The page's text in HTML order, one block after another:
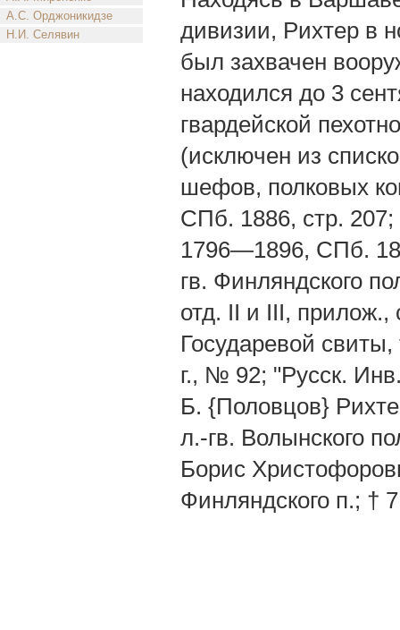
А.С. Орджоникидзе
Н.И. Селявин
дивизии, Рихтер в
был захвачен
находился до 3
гвардейской
(исключен из
шефов, полковых
СПб. 1886, стр. 207;
1796—1896, СПб.
гв. Финляндского
отд. II и III,
Государевой
г., № 92; "Русск.
Б. {Половцов}
л.-гв. Волынского
Борис
Финляндского п.; †